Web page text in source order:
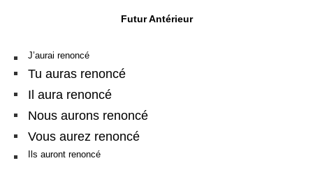
Futur Antérieur
J’aurai renoncé
Tu auras renoncé
Il aura renoncé
Nous aurons renoncé
Vous aurez renoncé
Ils auront renoncé